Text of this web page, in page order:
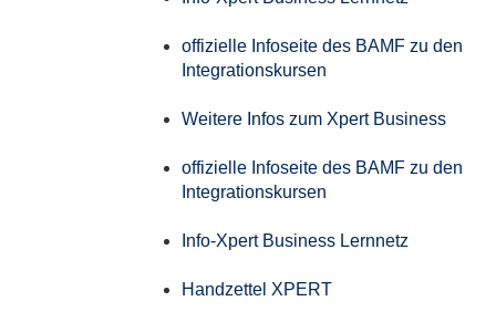
offizielle Infoseite des BAMF zu den
Integrationskursen
Weitere Infos zum Xpert Business
offizielle Infoseite des BAMF zu den
Integrationskursen
Info-Xpert Business Lernnetz
Handzettel XPERT